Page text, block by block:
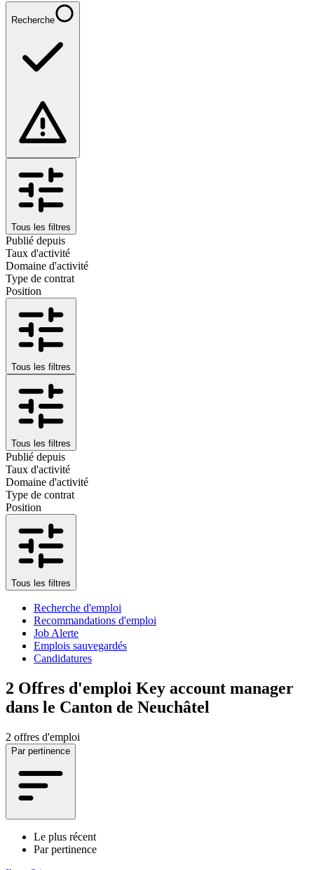
Recherche
Tous les filtres
Publié depuis
Taux d'activité
Domaine d'activité
Type de contrat
Position
Tous les filtres
Tous les filtres
Publié depuis
Taux d'activité
Domaine d'activité
Type de contrat
Position
Tous les filtres
Recherche d'emploi
Recommandations d'emploi
Job Alerte
Emplois sauvegardés
Candidatures
2 Offres d'emploi Key account manager
dans le Canton de Neuchâtel
2 offres d'emploi
Par pertinence
Le plus récent
Par pertinence